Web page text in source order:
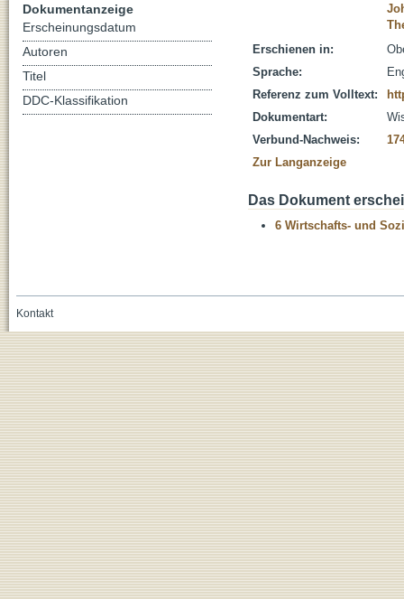
Erschienen in:
Sprache:
Referenz zum Volltext:
Dokumentart:
Verbund-Nachweis:
Zur Langanzeige
Das Dokument
6 Wirtschafts- und
Dokumentanzeige
Erscheinungsdatum
Autoren
Titel
DDC-Klassifikation
Kontakt